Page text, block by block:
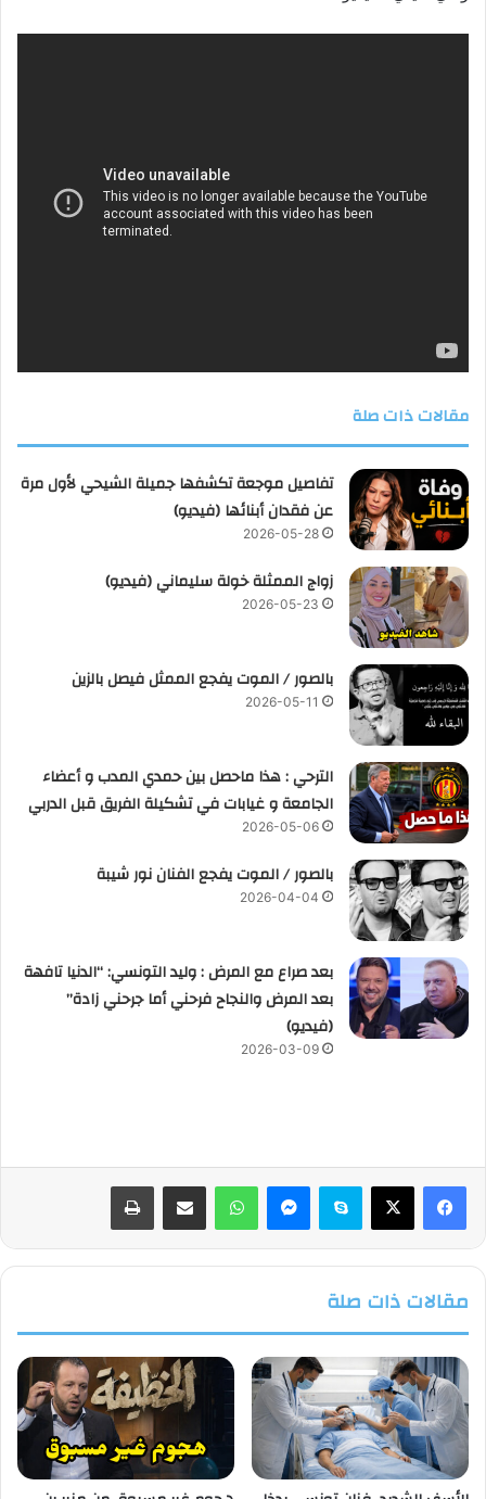
مقالات ذات صلة
تفاصيل موجعة تكشفها جميلة الشيحي لأول مرة
عن فقدان أبنائها (فيديو)
2026-05-28
زواج الممثلة خولة سليماني (فيديو)
2026-05-23
بالصور / الموت يفجع الممثل فيصل بالزين
2026-05-11
الترحي : هذا ماحصل بين حمدي المدب و أعضاء
الجامعة و غيابات في تشكيلة الفريق قبل الدربي
2026-05-06
بالصور / الموت يفجع الفنان نور شيبة
2026-04-04
بعد صراع مع المرض : وليد التونسي: “الدنيا تافهة
بعد المرض والنجاح فرحني أما جرحني زادة”
(فيديو)
2026-03-09
فيسبوك سكايب واتساب
مقالات ذات صلة